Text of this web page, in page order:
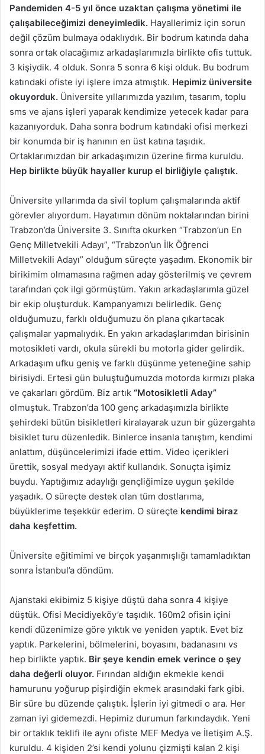
Pandemiden 4-5 yıl önce uzaktan çalışma yönetimi ile
çalışabileceğimizi deneyimledik. Hayallerimiz için sorun
değil çözüm bulmaya odaklıydık. Bir bodrum katında daha
sonra ortak olacağımız arkadaşlarımızla birlikte ofis tuttuk.
3 kişiydik. 4 olduk. Sonra 5 sonra 6 kişi olduk. Bu bodrum
katındaki ofiste iyi işlere imza atmıştık. Hepimiz üniversite
okuyorduk. Üniversite yıllarımızda yazılım, tasarım, toplu
sms ve ajans işleri yaparak kendimize yetecek kadar para
kazanıyorduk. Daha sonra bodrum katındaki ofisi merkezi
bir konumda bir iş hanının en üst katına taşıdık.
Ortaklarımızdan bir arkadaşımızın üzerine firma kuruldu.
Hep birlikte büyük hayaller kurup el birliğiyle çalıştık.
Üniversite yıllarımda da sivil toplum çalışmalarında aktif
görevler alıyordum. Hayatımın dönüm noktalarından birini
Trabzon’da Üniversite 3. Sınıfta okurken “Trabzon’un En
Genç Milletvekili Adayı”, “Trabzon’un İlk Öğrenci
Milletvekili Adayı” olduğum süreçte yaşadım. Ekonomik bir
birikimim olmamasına rağmen aday gösterilmiş ve çevrem
tarafından çok ilgi görmüştüm. Yakın arkadaşlarımla güzel
bir ekip oluşturduk. Kampanyamızı belirledik. Genç
olduğumuzu, farklı olduğumuzu ön plana çıkartacak
çalışmalar yapmalıydık. En yakın arkadaşlarımdan birisinin
motosikleti vardı, okula sürekli bu motorla gider gelirdik.
Arkadaşım ufku geniş ve farklı düşünme yeteneğine sahip
birisiydi. Ertesi gün buluştuğumuzda motorda kırmızı plaka
ve çakarları gördüm. Biz artık “Motosikletli Aday”
olmuştuk. Trabzon’da 100 genç arkadaşımızla birlikte
şehirdeki bütün bisikletleri kiralayarak uzun bir güzergahta
bisiklet turu düzenledik. Binlerce insanla tanıştım, kendimi
anlattım, düşüncelerimizi ifade ettim. Video içerikleri
ürettik, sosyal medyayı aktif kullandık. Sonuçta işimiz
buydu. Yaptığımız adaylığı gençliğimize uygun şekilde
yaşadık. O süreçte destek olan tüm dostlarıma,
büyüklerime teşekkür ederim. O süreçte kendimi biraz
daha keşfettim.
Üniversite eğitimimi ve birçok yaşanmışlığı tamamladıktan
sonra İstanbul’a döndüm.
Ajanstaki ekibimiz 5 kişiye düştü daha sonra 4 kişiye
düştük. Ofisi Mecidiyeköy’e taşıdık. 160m2 ofisin içini
kendi düzenimize göre yıktık ve yeniden yaptık. Evet biz
yaptık. Parkelerini, bölmelerini, boyasını, badanasını vs
hep birlikte yaptık. Bir şeye kendin emek verince o şey
daha değerli oluyor. Fırından aldığın ekmekle kendi
hamurunu yoğurup pişirdiğin ekmek arasındaki fark gibi.
Bir süre bu düzende çalıştık. İşlerin iyi gitmedi o ara. Her
zaman iyi gidemezdi. Hepimiz durumun farkındaydık. Yeni
bir ortaklık teklifi ile aynı ofiste MEF Medya ve İletişim A.Ş.
kuruldu. 4 kişiden 2’si kendi yolunu çizmişti kalan 2 kişi